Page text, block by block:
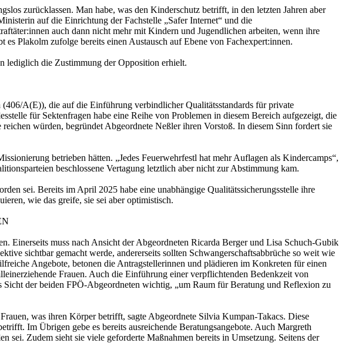
zurücklassen. Man habe, was den Kinderschutz betrifft, in den letzten Jahren aber
auf die Einrichtung der Fachstelle „Safer Internet“ und die
auch dann nicht mehr mit Kindern und Jugendlichen arbeiten, wenn ihre
Plakolm zufolge bereits einen Austausch auf Ebene von Fachexpert:innen.
lediglich die Zustimmung der Opposition erhielt.
A(E)), die auf die Einführung verbindlicher Qualitätsstandards für private
für Sektenfragen habe eine Reihe von Problemen in diesem Bereich aufgezeigt, die
würden, begründet Abgeordnete Neßler ihren Vorstoß. In diesem Sinn fordert sie
betrieben hätten. „Jedes Feuerwehrfestl hat mehr Auflagen als Kindercamps“,
beschlossene Vertagung letztlich aber nicht zur Abstimmung kam.
sei. Bereits im April 2025 habe eine unabhängige Qualitätssicherungsstelle ihre
wie das greife, sie sei aber optimistisch.
Einerseits muss nach Ansicht der Abgeordneten Ricarda Berger und Lisa Schuch-Gubik
sichtbar gemacht werde, andererseits sollten Schwangerschaftsabbrüche so weit wie
Angebote, betonen die Antragstellerinnen und plädieren im Konkreten für einen
Frauen. Auch die Einführung einer verpflichtenden Bedenkzeit von
der beiden FPÖ-Abgeordneten wichtig, „um Raum für Beratung und Reflexion zu
was ihren Körper betrifft, sagte Abgeordnete Silvia Kumpan-Takacs. Diese
Im Übrigen gebe es bereits ausreichende Beratungsangebote. Auch Margreth
sei. Zudem sieht sie viele geforderte Maßnahmen bereits in Umsetzung. Seitens der